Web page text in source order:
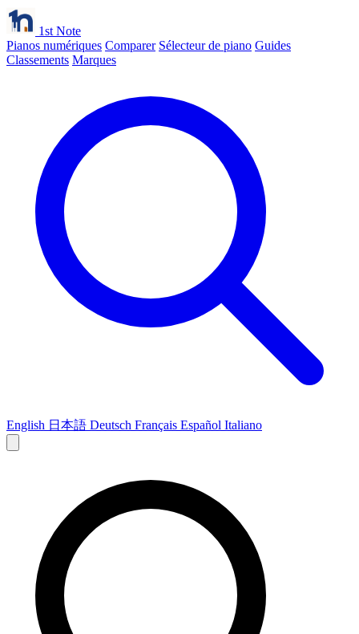
1st Note
Pianos numériques Comparer Sélecteur de piano Guides
Classements Marques
English 日本語 Deutsch Français Español Italiano